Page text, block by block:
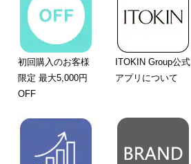
初回購入のお客様
限定 最大5,000円
OFF
ITOKIN Group公式
アプリについて